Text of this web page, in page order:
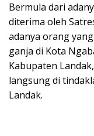
Bermula dari
diterima oleh
adanya orang
ganja di Kota
Kabupaten
langsung di
Landak.